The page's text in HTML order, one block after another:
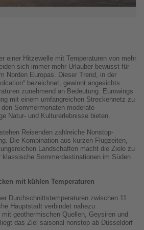
einer Hitzewelle mit Temperaturen von mehr
sich immer mehr Urlauber bewusst für
Norden Europas. Dieser Trend, in der
bezeichnet, gewinnt angesichts
zunehmend an Bedeutung. Eurowings
mit einem umfangreichen Streckennetz zu
Sommermonaten moderate
Natur- und Kulturerlebnisse bieten.
Reisenden zahlreiche Nonstop-
Die Kombination aus kurzen Flugzeiten,
Landschaften macht die Ziele zu
Sommerdestinationen im Süden
mit kühlen Temperaturen
Durchschnittstemperaturen zwischen 11
Hauptstadt verbindet nahezu
geothermischen Quellen, Geysiren und
das Ziel saisonal nonstop ab Düsseldorf